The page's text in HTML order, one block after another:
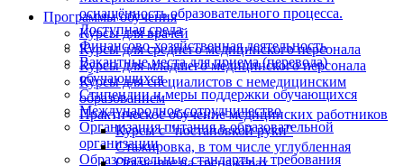
оснащённость образовательного процесса.
Доступная среда
Финансово-хозяйственная деятельность
Вакантные места для приема (перевода)
обучающихся
Стипендии и меры поддержки обучающихся
Международное сотрудничество
Организация питания в образовательной
организации
Образовательные стандарты и требования
Программы обучения
Курсы для врачей
Курсы для среднего медицинского персонала
Курсы для младшего медицинского персонала
Курсы для специалистов с немедицинским
образованием
Практическое обучение медицинских работников
Курсы с "постановкой руки"
Стажировка, в том числе углубленная
Обучение на тренажёрах